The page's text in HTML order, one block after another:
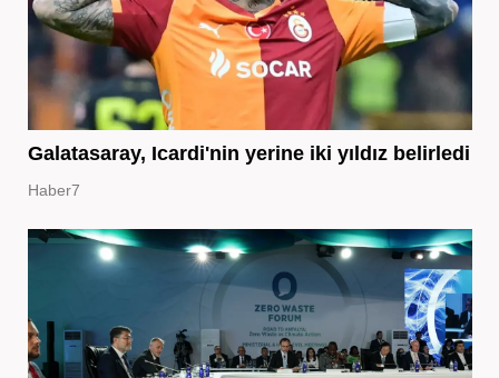
Galatasaray, Icardi'nin yerine iki yıldız belirledi
Haber7